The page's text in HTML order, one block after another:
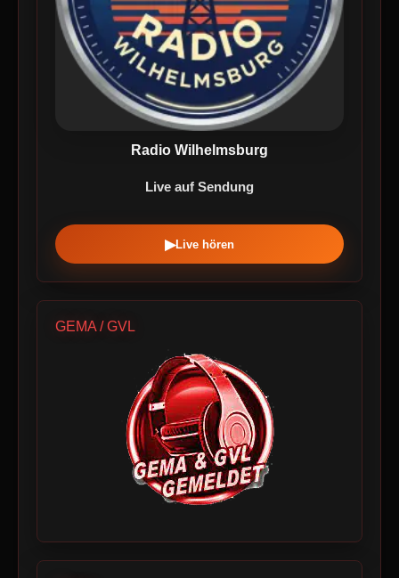
Radio Wilhelmsburg
Live auf Sendung
▶Live hören
GEMA / GVL